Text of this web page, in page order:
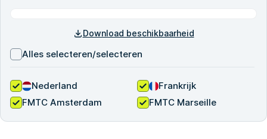
Download beschikbaarheid
Alles selecteren/selecteren
Nederland
FMTC Amsterdam
Frankrijk
FMTC Marseille